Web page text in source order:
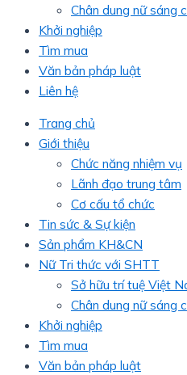
Chân dung nữ sáng
Khởi nghiệp
Tìm mua
Văn bản pháp luật
Liên hệ
Trang chủ
Giới thiệu
Chức năng nhiệm vụ
Lãnh đạo trung tâm
Cơ cấu tổ chức
Tin sức & Sự kiện
Sản phẩm KH&CN
Nữ Tri thức với SHTT
Sở hữu trí tuệ Việt
Chân dung nữ sáng
Khởi nghiệp
Tìm mua
Văn bản pháp luật